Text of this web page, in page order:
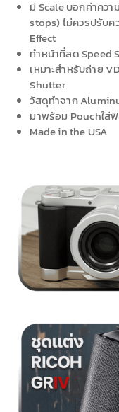
มี Scale บอกค่าคว
stops) ไม่ควรปรับค
Effect
ทำหน้าที่ลด Speed
เหมาะสำหรับถ่าย
Shutter
วัสดุทำจาก
มาพร้อม Pouchใส่
Made in the USA